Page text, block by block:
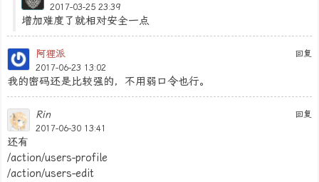
2017-03-25 23:39
增加难度了就相对安全一点
回复
阿狸派
2017-06-23 13:02
我的密码还是比较强的，不用弱口令也行。
回复
Rin
2017-06-30 13:41
还有
/action/users-profile
/action/users-edit